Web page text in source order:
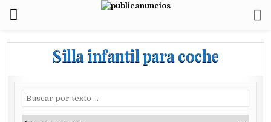
Silla infantil para coche